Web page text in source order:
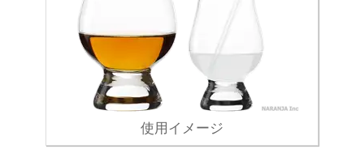
使用イメージ